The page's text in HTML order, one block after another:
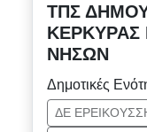
ΤΠΣ
ΚΕΡΚΥΡΑΣ
ΝΗΣΩΝ
Δημοτικές
ΔΕ